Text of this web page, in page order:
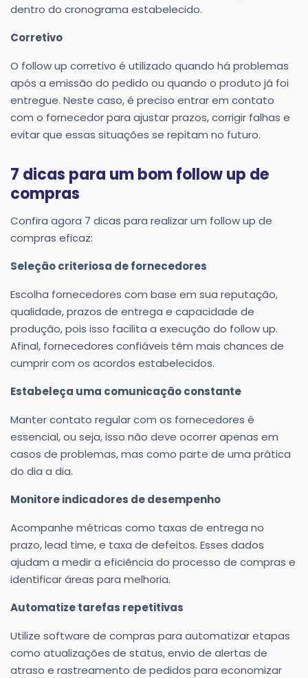
dentro do cronograma estabelecido.
Corretivo
O follow up corretivo é utilizado quando há problemas
após a emissão do pedido ou quando o produto já foi
entregue. Neste caso, é preciso entrar em contato
com o fornecedor para ajustar prazos, corrigir falhas e
evitar que essas situações se repitam no futuro.
7 dicas para um bom follow up de
compras
Confira agora 7 dicas para realizar um follow up de
compras eficaz:
Seleção criteriosa de fornecedores
Escolha fornecedores com base em sua reputação,
qualidade, prazos de entrega e capacidade de
produção, pois isso facilita a execução do follow up.
Afinal, fornecedores confiáveis têm mais chances de
cumprir com os acordos estabelecidos.
Estabeleça uma comunicação constante
Manter contato regular com os fornecedores é
essencial, ou seja, isso não deve ocorrer apenas em
casos de problemas, mas como parte de uma prática
do dia a dia.
Monitore indicadores de desempenho
Acompanhe métricas como taxas de entrega no
prazo, lead time, e taxa de defeitos. Esses dados
ajudam a medir a eficiência do processo de compras e
identificar áreas para melhoria.
Automatize tarefas repetitivas
Utilize software de compras para automatizar etapas
como atualizações de status, envio de alertas de
atraso e rastreamento de pedidos para economizar